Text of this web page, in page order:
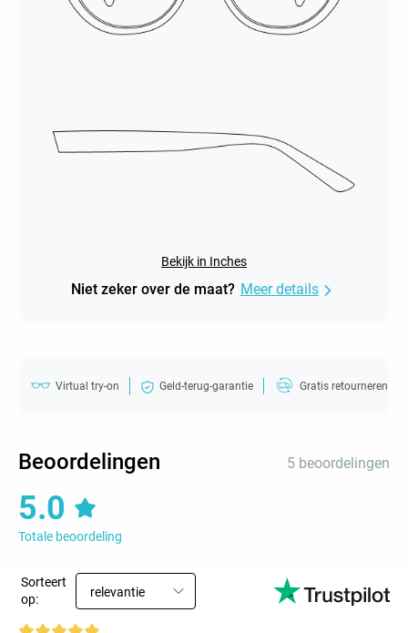
Bekijk in Inches
Niet zeker over de maat? Meer details
Virtual try-on Geld-terug-garantie Gratis retourneren
Beoordelingen 5 beoordelingen
5.0
Totale beoordeling
Sorteert
op:
relevantie